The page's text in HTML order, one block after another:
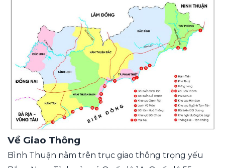
Về Giao Thông
Bình Thuận nằm trên trục giao thông trọng yếu